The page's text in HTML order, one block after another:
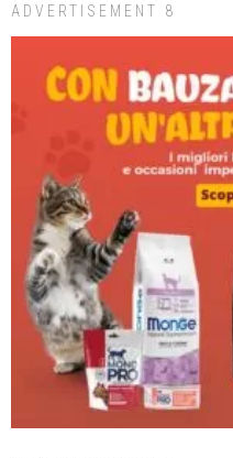
ADVERTISEMENT 8